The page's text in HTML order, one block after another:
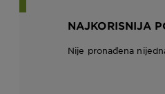
NAJKORISNIJA
Nije pronađena